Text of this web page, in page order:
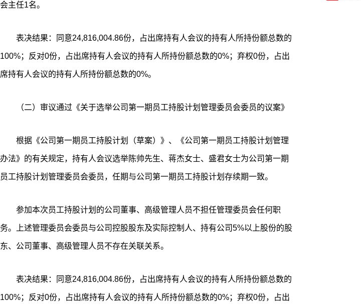
会主任1名。
表决结果：同意24,816,004.86份，占出席持有人会议的持有人所持份额总数的
100%；反对0份，占出席持有人会议的持有人所持份额总数的0%；弃权0份，占出
席持有人会议的持有人所持份额总数的0%。
（二）审议通过《关于选举公司第一期员工持股计划管理委员会委员的议案》
根据《公司第一期员工持股计划（草案）》、《公司第一期员工持股计划管理
办法》的有关规定，持有人会议选举陈帅先生、蒋杰女士、盛君女士为公司第一期
员工持股计划管理委员会委员，任期与公司第一期员工持股计划存续期一致。
参加本次员工持股计划的公司董事、高级管理人员不担任管理委员会任何职
务。上述管理委员会委员与公司控股股东及实际控制人、持有公司5%以上股份的股
东、公司董事、高级管理人员不存在关联关系。
表决结果：同意24,816,004.86份，占出席持有人会议的持有人所持份额总数的
100%；反对0份，占出席持有人会议的持有人所持份额总数的0%；弃权0份，占出